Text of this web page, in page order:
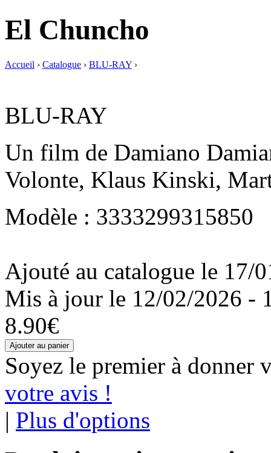
El Chuncho
Accueil › Catalogue › BLU-RAY ›
BLU-RAY
Un film de Damiano
Volonte, Klaus Kinski,
Modèle : 3333299315850
Ajouté au catalogue le 17/
Mis à jour le 12/02/2026 -
8.90€
Soyez le premier à donner
votre avis !
| Plus d'options